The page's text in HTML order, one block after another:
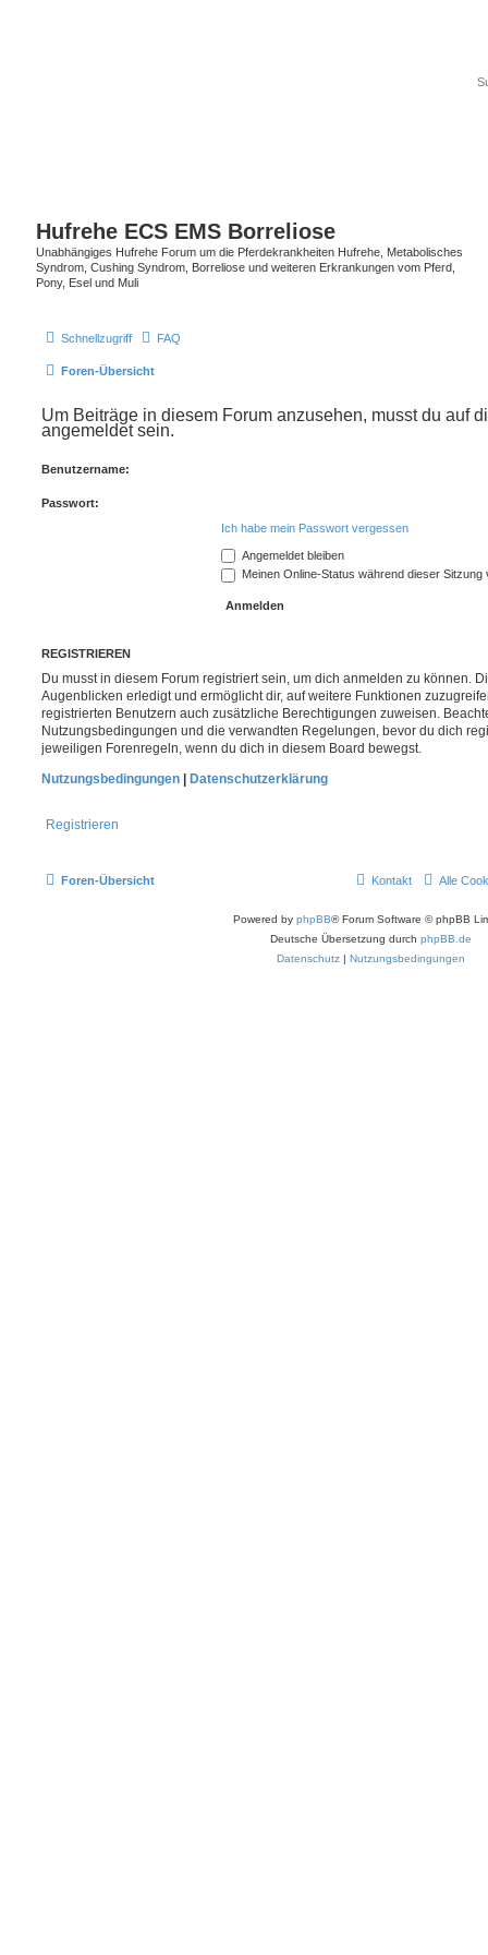
Hufrehe ECS EMS Borreliose
Unabhängiges Hufrehe Forum um die Pferdekrankheiten Hufrehe, Metabolisches
Syndrom, Cushing Syndrom, Borreliose und weiteren Erkrankungen vom Pferd,
Pony, Esel und Muli
Schnellzugriff FAQ
Foren-Übersicht
Um Beiträge in diesem Forum anzusehen, musst du auf
angemeldet sein.
Benutzername:
Passwort:
Ich habe mein Passwort vergessen
Angemeldet bleiben
Meinen Online-Status während dieser Sitzung
REGISTRIEREN
Du musst in diesem Forum registriert sein, um dich anmelden zu können.
Augenblicken erledigt und ermöglicht dir, auf weitere Funktionen
registrierten Benutzern auch zusätzliche Berechtigungen zuweisen.
Nutzungsbedingungen und die verwandten Regelungen, bevor du dich
jeweiligen Forenregeln, wenn du dich in diesem Board bewegst.
Nutzungsbedingungen
Datenschutzerklärung
Registrieren
Foren-Übersicht Alle
Kontakt
Powered by phpBB® Forum Software © phpBB
Deutsche Übersetzung durch phpBB.de
Datenschutz | Nutzungsbedingungen